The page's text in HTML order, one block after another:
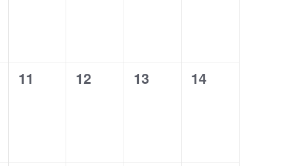
0
11
0
12
0
13
0
14